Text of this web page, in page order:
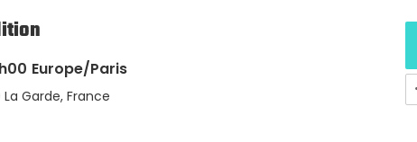
Europe/Paris
Garde, France